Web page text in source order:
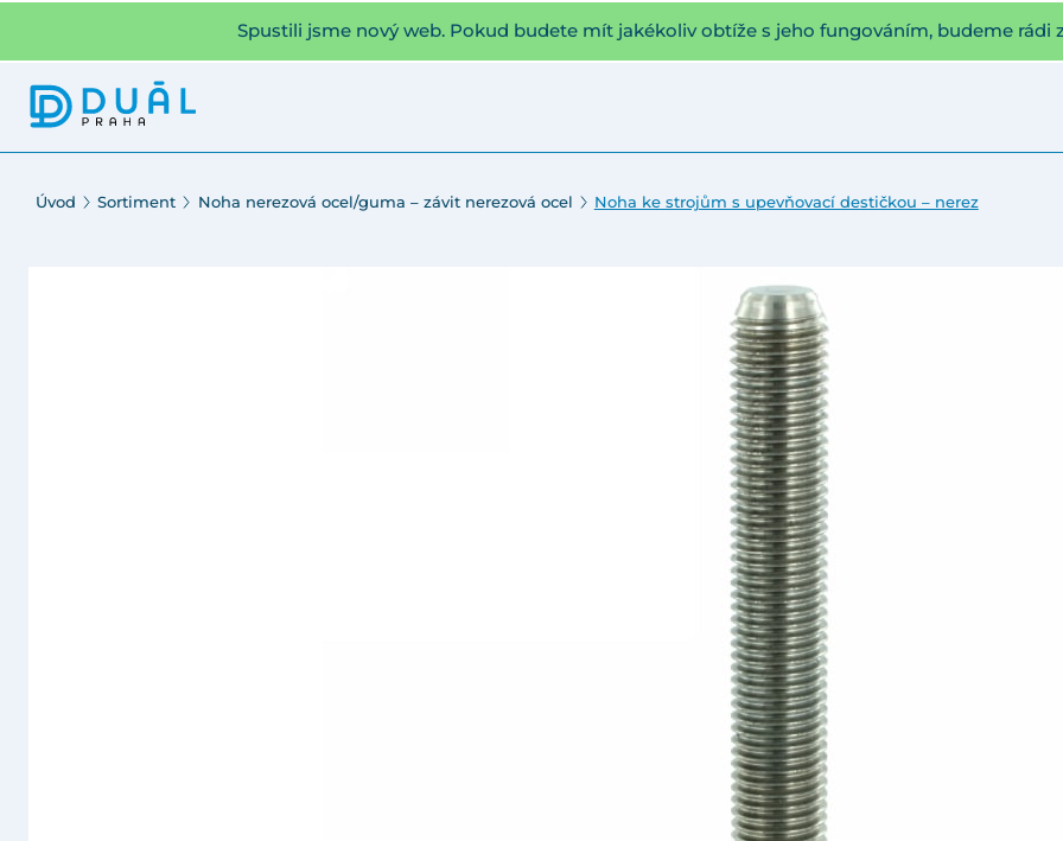
Spustili jsme nový web. Pokud budete mít jakékoliv obtíže s jeho fungováním, budeme rádi
Úvod Sortiment Noha nerezová ocel/guma – závit nerezová ocel Noha ke strojům s upevňovací destičkou – nerez